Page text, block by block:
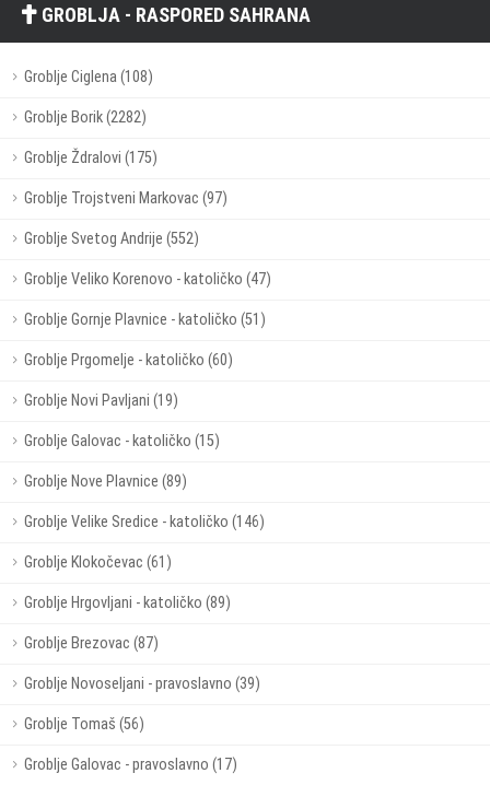
GROBLJA - RASPORED SAHRANA
Groblje Ciglena (108)
Groblje Borik (2282)
Groblje Ždralovi (175)
Groblje Trojstveni Markovac (97)
Groblje Svetog Andrije (552)
Groblje Veliko Korenovo - katoličko (47)
Groblje Gornje Plavnice - katoličko (51)
Groblje Prgomelje - katoličko (60)
Groblje Novi Pavljani (19)
Groblje Galovac - katoličko (15)
Groblje Nove Plavnice (89)
Groblje Velike Sredice - katoličko (146)
Groblje Klokočevac (61)
Groblje Hrgovljani - katoličko (89)
Groblje Brezovac (87)
Groblje Novoseljani - pravoslavno (39)
Groblje Tomaš (56)
Groblje Galovac - pravoslavno (17)